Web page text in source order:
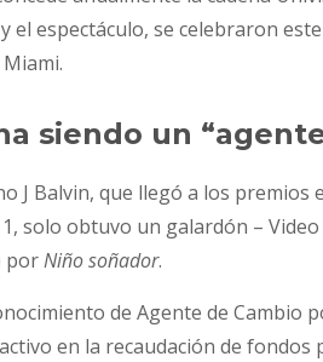
el espectáculo, se celebraron
siendo un
J Balvin, que llegó a los premios
solo obtuvo un galardón –
porNiño soñador.
de Agente de Cambio
en la recaudación de